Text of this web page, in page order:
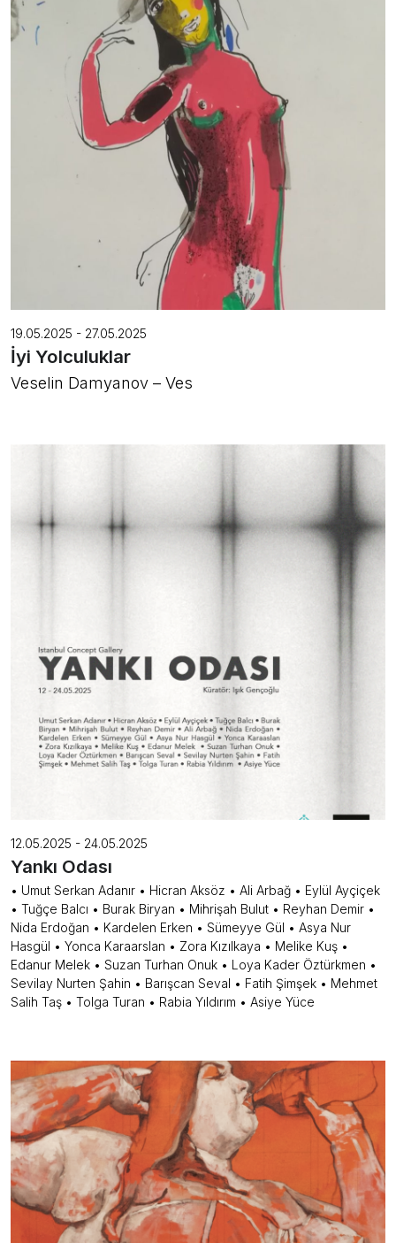
19.05.2025 - 27.05.2025
İyi Yolculuklar
Veselin Damyanov – Ves
12.05.2025 - 24.05.2025
Yankı Odası
• Umut Serkan Adanır • Hicran Aksöz • Ali Arbağ • Eylül Ayçiçek
• Tuğçe Balcı • Burak Biryan • Mihrişah Bulut • Reyhan Demir •
Nida Erdoğan • Kardelen Erken • Sümeyye Gül • Asya Nur
Hasgül • Yonca Karaarslan • Zora Kızılkaya • Melike Kuş •
Edanur Melek • Suzan Turhan Onuk • Loya Kader Öztürkmen •
Sevilay Nurten Şahin • Barışcan Seval • Fatih Şimşek • Mehmet
Salih Taş • Tolga Turan • Rabia Yıldırım • Asiye Yüce